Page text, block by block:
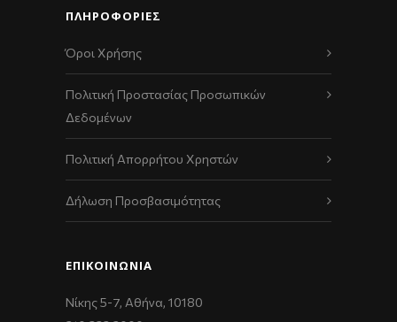
ΠΛΗΡΟΦΟΡΙΕΣ
Όροι Χρήσης
Πολιτική Προστασίας Προσωπικών
Δεδομένων
Πολιτική Απορρήτου Χρηστών
Δήλωση Προσβασιμότητας
ΕΠΙΚΟΙΝΩΝΊΑ
Νίκης 5-7, Αθήνα, 10180